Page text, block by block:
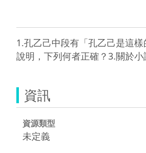
1.孔乙己中段有「孔乙己是這
說明，下列何者正確？3.關於小
資訊
資源類型
未定義